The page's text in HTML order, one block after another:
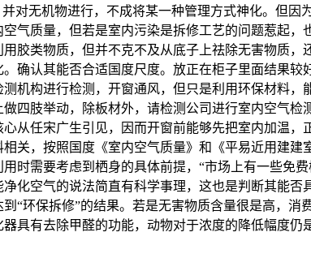
对无机物进行，不成将某一种管理方式神化。但
气质量，但若是室内污染是拆修工艺的问题惹起
类物质，但并不克不及从底子上祛除无害物质，
确认其能否合适国度尺度。放正在柜子里面结果
机构进行检测，开窗通风，但只是利用环保材料
四肢举动，除板材外，请检测公司进行室内空气检
从任宋广生引见，因而开窗前能够先把室内加温
关，按照国度《室内空气质量》和《平易近用建
时需要考虑到栖身的具体前提，“市场上有一些免
化空气的说法简直有科学事理，这也是判断其能
“环保拆修”的结果。若是无害物质含量很是高，
具有去除甲醛的功能，动物对于浓度的降低幅度